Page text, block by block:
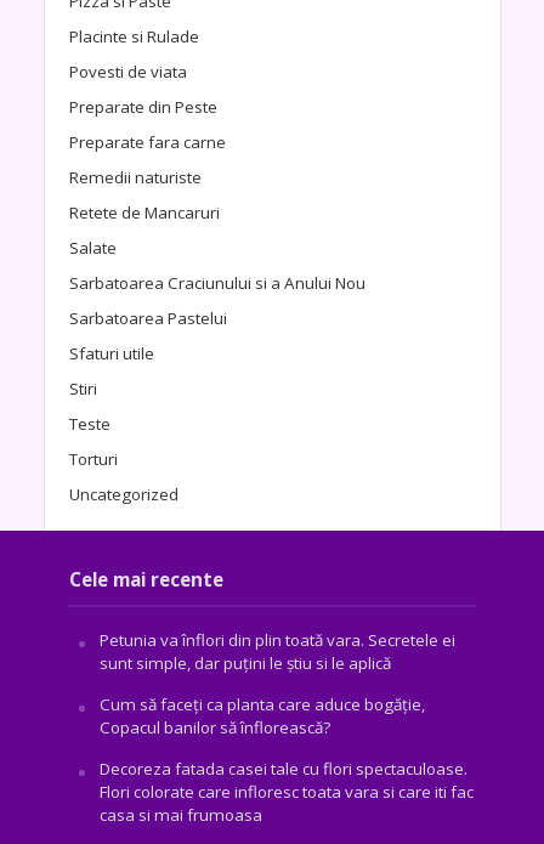
Placinte si Rulade
Povesti de viata
Preparate din Peste
Preparate fara carne
Remedii naturiste
Retete de Mancaruri
Salate
Sarbatoarea Craciunului si a Anului Nou
Sarbatoarea Pastelui
Sfaturi utile
Stiri
Teste
Torturi
Uncategorized
Cele mai recente
Petunia va înflori din plin toată vara. Secretele ei
sunt simple, dar puțini le știu si le aplică
Cum să faceți ca planta care aduce bogăţie,
Copacul banilor să înflorească?
Decoreza fatada casei tale cu flori spectaculoase.
Flori colorate care infloresc toata vara si care iti fac
casa si mai frumoasa